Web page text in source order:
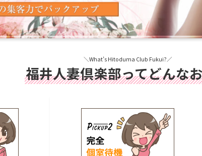
＼What’s Hitoduma Club Fukui?／
福井人妻倶楽部ってどんな